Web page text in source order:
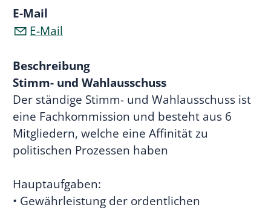
E-Mail
E-Mail
Beschreibung
Stimm- und Wahlausschuss
Der ständige Stimm- und Wahlausschuss ist
eine Fachkommission und besteht aus 6
Mitgliedern, welche eine Affinität zu
politischen Prozessen haben
Hauptaufgaben:
• Gewährleistung der ordentlichen